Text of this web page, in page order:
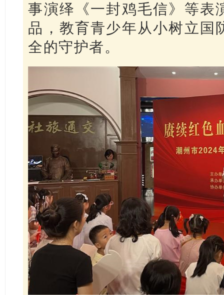
事演绎《一封鸡毛信》等表
品，教育青少年从小树立国
全的守护者。